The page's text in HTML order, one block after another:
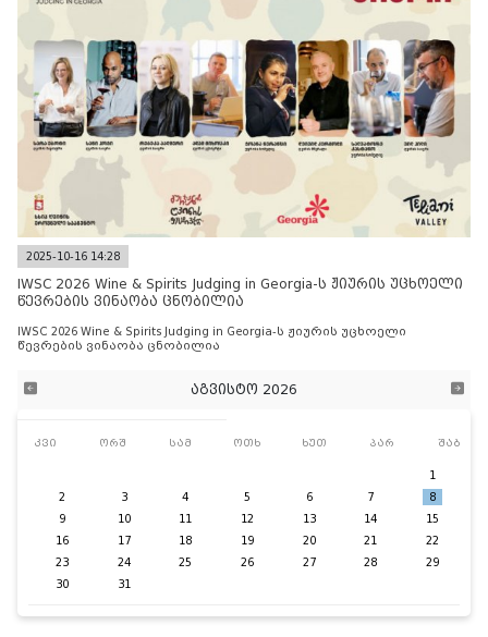
2025-10-16 14:28
IWSC 2026 Wine & Spirits Judging in Georgia-ს ჟიურის უცხოელი
წევრების ვინაობა ცნობილია
IWSC 2026 Wine & Spirits Judging in Georgia-ს ჟიურის უცხოელი
წევრების ვინაობა ცნობილია
აგვისტო 2026
კვი ორშ სამ ოთხ ხუთ პარ შაბ
1
2
3 4 5 6 7
8
9
10 11 12 13 14
15
16
17 18 19 20 21
22
23
24 25 26 27 28
29
30
31